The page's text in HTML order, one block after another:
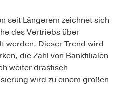
seit Längerem zeichnet sich
des Vertriebs über
werden. Dieser Trend wird
die Zahl von Bankfilialen
weiter drastisch
wird zu einem großen